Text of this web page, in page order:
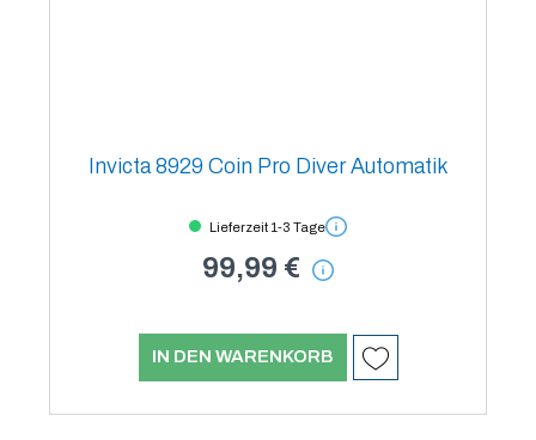
Invicta 8929 Coin Pro Diver Automatik
Lieferzeit 1-3 Tage
99,99 €
IN DEN WARENKORB